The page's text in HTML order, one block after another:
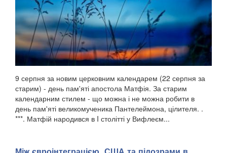
9 серпня за новим церковним календарем (22 серпня за
старим) - день пам'яті апостола Матфія. За старим
календарним стилем - що можна і не можна робити в
день пам'яті великомученика Пантелеймона, цілителя. .
***. Матфій народився в I столітті у Вифлеєм...